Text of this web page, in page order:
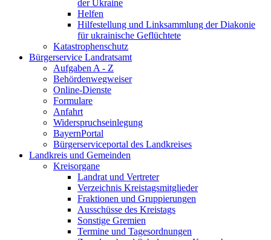
der Ukraine
Helfen
Hilfestellung und Linksammlung der Diakonie
für ukrainische Geflüchtete
Katastrophenschutz
Bürgerservice Landratsamt
Aufgaben A - Z
Behördenwegweiser
Online-Dienste
Formulare
Anfahrt
Widerspruchseinlegung
BayernPortal
Bürgerserviceportal des Landkreises
Landkreis und Gemeinden
Kreisorgane
Landrat und Vertreter
Verzeichnis Kreistagsmitglieder
Fraktionen und Gruppierungen
Ausschüsse des Kreistags
Sonstige Gremien
Termine und Tagesordnungen